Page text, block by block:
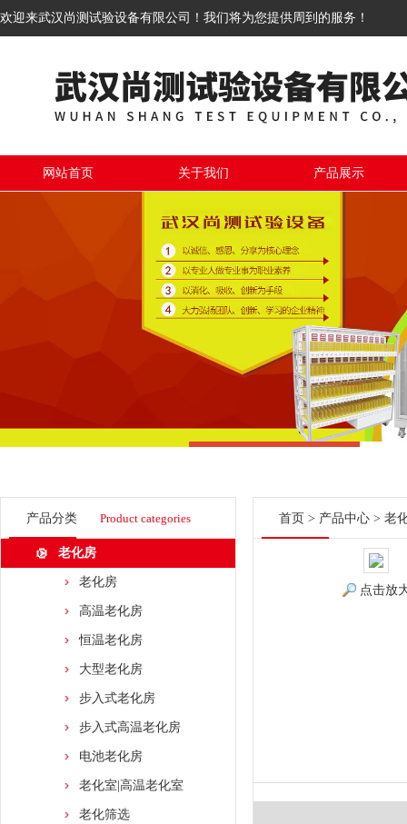
欢迎来武汉尚测试验设备有限公司！我们将为您提供周到的服务！
网站首页 关于我们 产品展示
产品分类 Product categories
老化房
老化房
高温老化房
恒温老化房
大型老化房
步入式老化房
步入式高温老化房
电池老化房
老化室|高温老化室
老化筛选
首页 > 产品中心 > 老
点击放